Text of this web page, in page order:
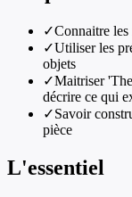
✓Connaitre les
✓Utiliser les
objets
✓Maitriser
décrire ce qui
✓Savoir
pièce
L'essentiel